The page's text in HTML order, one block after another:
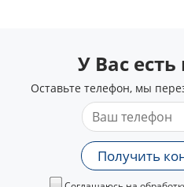
У Вас
Оставьте телефон, мы
Получить